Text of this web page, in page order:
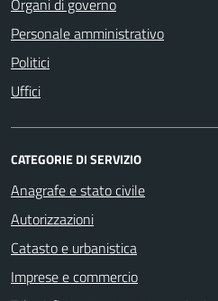
Personale amministrativo
Politici
Uffici
CATEGORIE DI SERVIZIO
Anagrafe e stato civile
Autorizzazioni
Catasto e urbanistica
Imprese e commercio